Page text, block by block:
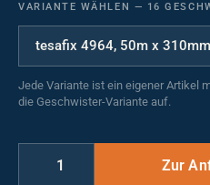
VARIANTE WÄHLEN — 16
Jede Variante ist ein eigener Artikel
die Geschwister-Variante auf.